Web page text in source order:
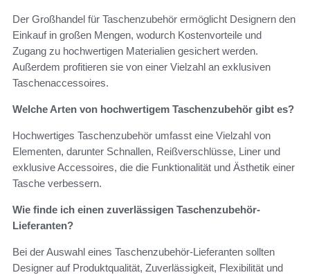
Der Großhandel für Taschenzubehör ermöglicht Designern den
Einkauf in großen Mengen, wodurch Kostenvorteile und
Zugang zu hochwertigen Materialien gesichert werden.
Außerdem profitieren sie von einer Vielzahl an exklusiven
Taschenaccessoires.
Welche Arten von hochwertigem Taschenzubehör gibt es?
Hochwertiges Taschenzubehör umfasst eine Vielzahl von
Elementen, darunter Schnallen, Reißverschlüsse, Liner und
exklusive Accessoires, die die Funktionalität und Ästhetik einer
Tasche verbessern.
Wie finde ich einen zuverlässigen Taschenzubehör-
Lieferanten?
Bei der Auswahl eines Taschenzubehör-Lieferanten sollten
Designer auf Produktqualität, Zuverlässigkeit, Flexibilität und